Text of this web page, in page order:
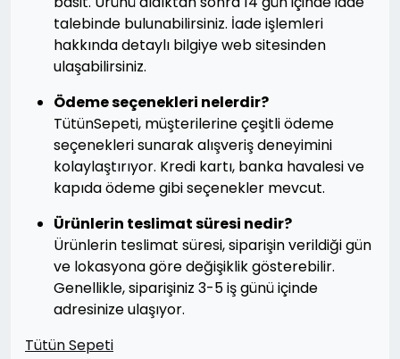
talebinde bulunabilirsiniz. İade işlemleri
hakkında detaylı bilgiye web sitesinden
ulaşabilirsiniz.
Ödeme seçenekleri nelerdir?
TütünSepeti, müşterilerine çeşitli ödeme
seçenekleri sunarak alışveriş deneyimini
kolaylaştırıyor. Kredi kartı, banka havalesi ve
kapıda ödeme gibi seçenekler mevcut.
Ürünlerin teslimat süresi nedir?
Ürünlerin teslimat süresi, siparişin verildiği gün
ve lokasyona göre değişiklik gösterebilir.
Genellikle, siparişiniz 3-5 iş günü içinde
adresinize ulaşıyor.
Tütün Sepeti